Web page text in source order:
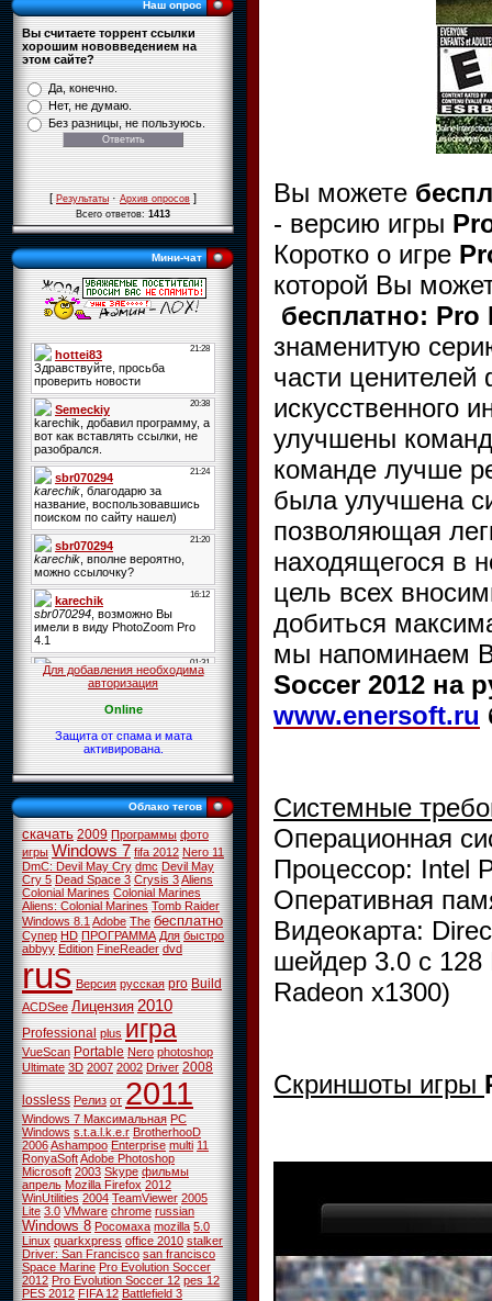
Наш опрос
Вы считаете торрент ссылки
хорошим нововведением на
этом сайте?
Да, конечно.
Нет, не думаю.
Без разницы, не пользуюсь.
[Результаты·Архив опросов]
Всего ответов:1413
Мини-чат
Для добавления необходима
авторизация
Online
Защита от спама и мата
активирована.
Облако тегов
скачать 2009 Программы фото
игры Windows 7 fifa 2012 Nero 11
DmC: Devil May Cry dmc Devil May
Cry 5 Dead Space 3 Crysis 3Aliens
Colonial Marines Colonial Marines
Aliens: Colonial Marines Tomb Raider
Windows 8.1Adobe The бесплатно
Супер HD ПРОГРАММА Для быстро
abbyy Edition FineReader dvd
rus Версия русская pro Build
ACDSee Лицензия 2010
Professional plus игра
VueScan Portable Nero photoshop
Ultimate 3D 2007 2002 Driver 2008
lossless Релиз от 2011
Windows 7 Максимальная PC
Windows s.t.a.l.k.e.r BrotherhooD
2006Ashampoo Enterprise multi 11
RonyaSoftAdobe Photoshop
Microsoft 2003 Skype фильмы
апрель Mozilla Firefox 2012
WinUtilities 2004 TeamViewer 2005
Lite 3.0 VMware chrome russian
Windows 8 Росомаха mozilla 5.0
Linux quarkxpress office 2010 stalker
Driver: San Francisco san francisco
Space Marine Pro Evolution Soccer
2012 Pro Evolution Soccer 12 pes 12
PES 2012 FIFA 12 Battlefield 3
Вы можете
- версию игры
Коротко о игре
которой Вы
бесплатно:
знаменитую
части
искусственного
улучшены
команде лучше
была улучшена
позволяющая
находящегося в
цель всех
добиться
мы напоминаем
Soccer 2012 на
www.enersoft.ru
Системные
Операционная
Процессор: Intel
Оперативная
Видеокарта:
шейдер 3.0 с
Radeon x1300)
Скриншоты игры